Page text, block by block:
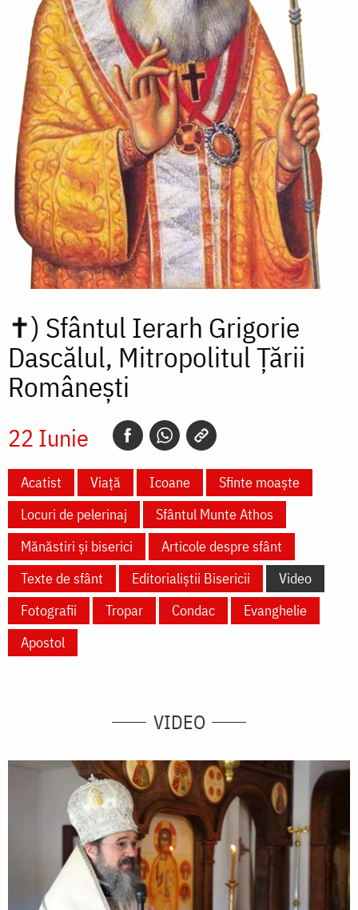
✝) Sfântul Ierarh Grigorie
Dascălul, Mitropolitul Țării
Românești
22 Iunie
Acatist Viață Icoane
Sfinte moaște
Locuri de pelerinaj
Sfântul Munte Athos
Mănăstiri și biserici
Articole despre sfânt
Texte de sfânt
Editorialiștii Bisericii
Video
Fotografii
Tropar Condac
Evanghelie
Apostol
VIDEO